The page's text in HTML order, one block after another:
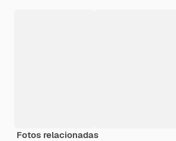
Fotos relacionadas